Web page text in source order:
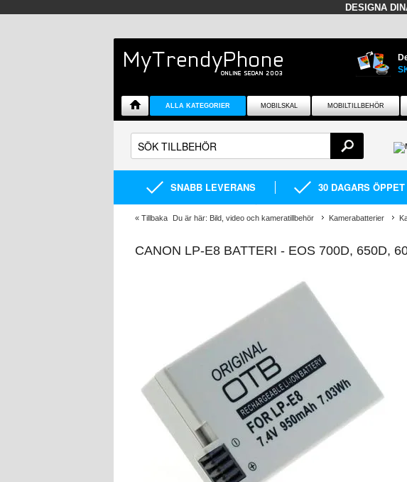
DESIGNA
ALLA KATEGORIER MOBILSKAL MOBILTILLBEHÖR
SNABB LEVERANS 30 DAGARS
« Tillbaka Du är här: Bild, video och kameratillbehör Kamerabatterier
CANON LP-E8 BATTERI - EOS 700D, 650D,